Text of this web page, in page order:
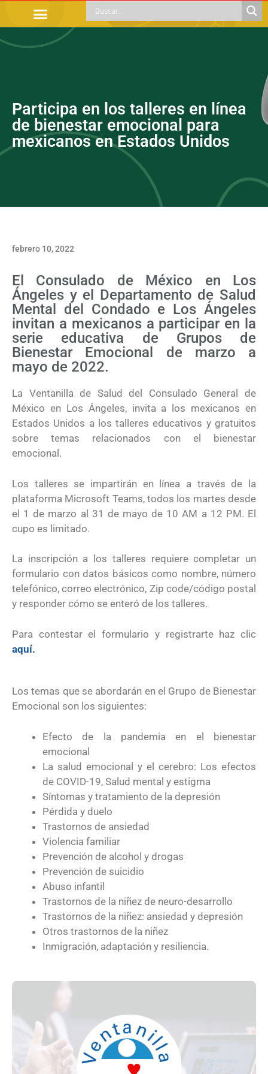
Participa en los talleres en línea
de bienestar emocional para
mexicanos en Estados Unidos
febrero 10, 2022
El Consulado de México en Los
Ángeles y el Departamento de Salud
Mental del Condado e Los Ángeles
invitan a mexicanos a participar en la
serie educativa de Grupos de
Bienestar Emocional de marzo a
mayo de 2022.
La Ventanilla de Salud del Consulado General de
México en Los Ángeles, invita a los mexicanos en
Estados Unidos a los talleres educativos y gratuitos
sobre temas relacionados con el bienestar
emocional.
Los talleres se impartirán en línea a través de la
plataforma Microsoft Teams, todos los martes desde
el 1 de marzo al 31 de mayo de 10 AM a 12 PM. El
cupo es limitado.
La inscripción a los talleres requiere completar un
formulario con datos básicos como nombre, número
telefónico, correo electrónico, Zip code/código postal
y responder cómo se enteró de los talleres.
Para contestar el formulario y registrarte haz clic
aquí.
Los temas que se abordarán en el Grupo de Bienestar
Emocional son los siguientes:
Efecto de la pandemia en el bienestar
emocional
La salud emocional y el cerebro: Los efectos
de COVID-19, Salud mental y estigma
Síntomas y tratamiento de la depresión
Pérdida y duelo
Trastornos de ansiedad
Violencia familiar
Prevención de alcohol y drogas
Prevención de suicidio
Abuso infantil
Trastornos de la niñez de neuro-desarrollo
Trastornos de la niñez: ansiedad y depresión
Otros trastornos de la niñez
Inmigración, adaptación y resiliencia.